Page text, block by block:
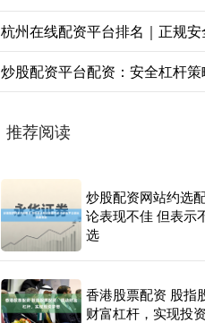
杭州在线配资平台排名｜正规
推荐阅读
炒股配资网站约选
论表现不佳 但表示
选
香港股票配资 股指
财富杠杆，实现投